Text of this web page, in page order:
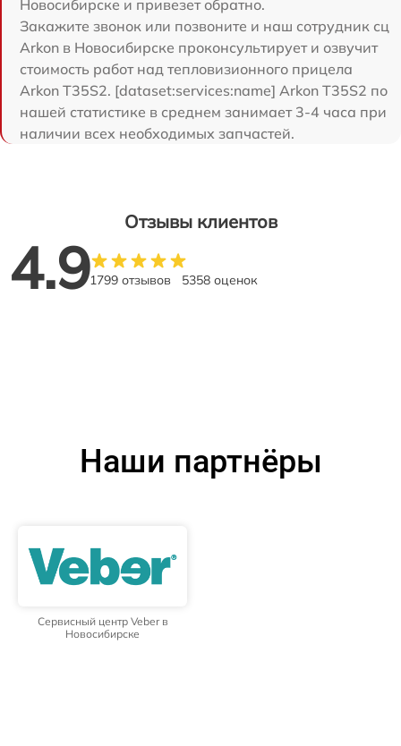
Новосибирске и привезет обратно.
Закажите звонок или позвоните и наш сотрудник сц
Arkon в Новосибирске проконсультирует и озвучит
стоимость работ над тепловизионного прицела
Arkon T35S2. [dataset:services:name] Arkon T35S2 по
нашей статистике в среднем занимает 3-4 часа при
наличии всех необходимых запчастей.
Отзывы клиентов
4.91799 отзывов 5358 оценок
Наши партнёры
Сервисный центр Veber в
Новосибирске